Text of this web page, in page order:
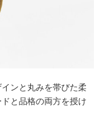
ンと丸みを帯びた柔
と品格の両方を授け